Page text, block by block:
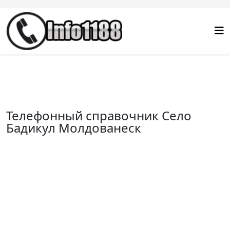
Телефонный справочник Село
Бадикул Молдованеск